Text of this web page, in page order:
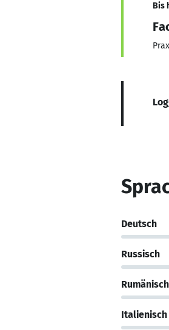
Bis
Deutsch
Russisch
Rumänisch
Italienisch